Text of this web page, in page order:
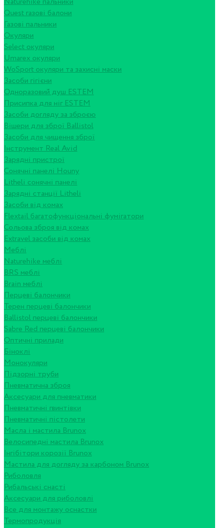
Quest газові балони
Газові пальники
Окуляри
Select окуляри
Umarex окуляри
WoSport окуляри та захисні маски
Засоби гігієни
Одноразовий душ ESTEM
Присипка для ніг ESTEM
Засоби догляду за зброєю
Вішери для зброї Ballistol
Засоби для чищення зброї
Інструмент Real Avid
Зарядні пристрої
Сонячні панелі Houny
Litheli сонячні панелі
Зарядні станції Litheli
Засоби від комах
Flextail багатофункціональні фумігатори
Сольова зброя від комах
Extravel засоби від комах
Меблі
Naturehike меблі
BRS меблі
Brain меблі
Перцеві балончики
Терен перцеві балончики
Ballistol перцеві балончики
Sabre Red перцеві балончики
Оптичні прилади
Біноклі
Монокуляри
Підзорні труби
Пневматична зброя
Аксесуари для пневматики
Пневматичні гвинтівки
Пневматичні пістолети
Масла і мастила Brunox
Велосипедні мастила Brunox
Інгібітори корозії Brunox
Мастила для догляду за карбоном Brunox
Риболовля
Рибальські снасті
Аксесуари для риболовлі
Все для монтажу оснастки
Термопродукція